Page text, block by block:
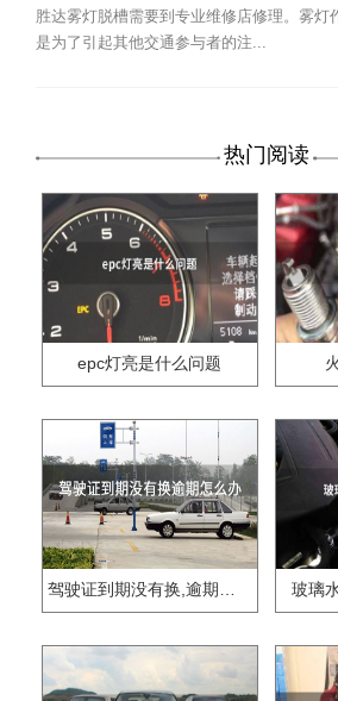
胜达雾灯脱槽需要到专业维修店修理。雾灯
是为了引起其他交通参与者的注...
热门阅读
epc灯亮是什么问题
驾驶证到期没有换,逾期怎么办?? 玻璃